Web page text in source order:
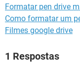
Formatar pen drive
Como formatar um
Filmes google drive
1 Respostas